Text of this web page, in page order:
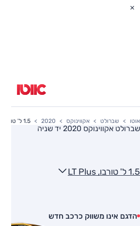
אוטו שברולט אקווינוקס 2020 1.5 ל' טורבו, LT Plus
שברולט אקווינוקס 2020 יד שניה
1.5 ל' טורבו, LT Plus
הדגם אינו משווק כרכב חדש